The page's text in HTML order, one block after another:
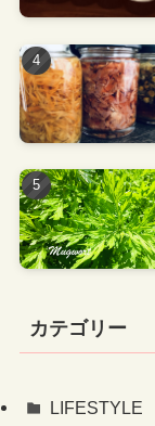
カテゴリー
LIFESTYLE